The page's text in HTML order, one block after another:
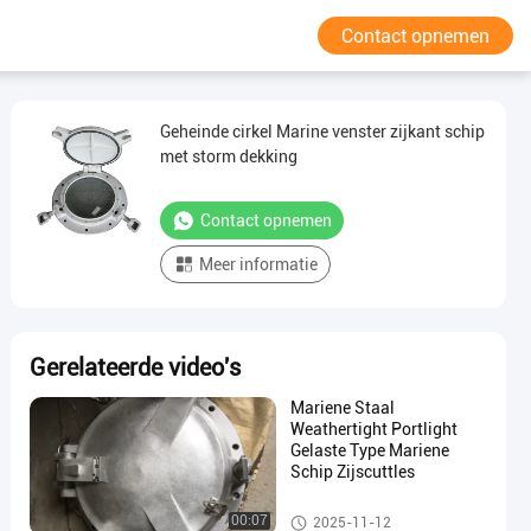
Contact opnemen
Geheinde cirkel Marine venster zijkant schip
met storm dekking
Contact opnemen
Meer informatie
Gerelateerde video's
00:07
Mariene Staal
Weathertight Portlight
Gelaste Type Mariene
Schip Zijscuttles
Mariene Vensters
2025-11-12